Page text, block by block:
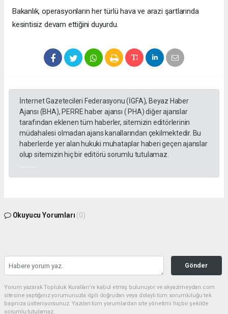
Bakanlık, operasyonların her türlü hava ve arazi şartlarında
kesintisiz devam ettiğini duyurdu.
İnternet Gazetecileri Federasyonu (İGFA), Beyaz Haber
Ajansı (BHA), PERRE haber ajansı ( PHA) diğer ajanslar
tarafından eklenen tüm haberler, sitemizin editörlerinin
müdahalesi olmadan ajans kanallarından çekilmektedir. Bu
haberlerde yer alan hukuki muhataplar haberi geçen ajanslar
olup sitemizin hiç bir editörü sorumlu tutulamaz.
Okuyucu Yorumları (0)
Gönder
Yorum yazarak Topluluk Kuralları’nı kabul etmiş bulunuyor ve akyazimeydan.com
sitesine yaptığınız yorumunuzla ilgili doğrudan veya dolaylı tüm sorumluluğu tek
başınıza üstleniyorsunuz. Yazılan tüm yorumlardan site yönetimi hiçbir şekilde
sorumlu tutulamaz.